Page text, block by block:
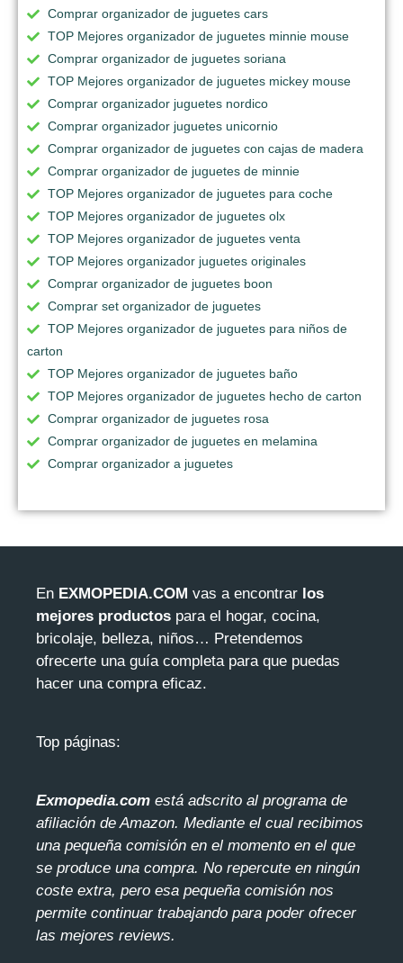
Comprar organizador de juguetes cars
TOP Mejores organizador de juguetes minnie mouse
Comprar organizador de juguetes soriana
TOP Mejores organizador de juguetes mickey mouse
Comprar organizador juguetes nordico
Comprar organizador juguetes unicornio
Comprar organizador de juguetes con cajas de madera
Comprar organizador de juguetes de minnie
TOP Mejores organizador de juguetes para coche
TOP Mejores organizador de juguetes olx
TOP Mejores organizador de juguetes venta
TOP Mejores organizador juguetes originales
Comprar organizador de juguetes boon
Comprar set organizador de juguetes
TOP Mejores organizador de juguetes para niños de
carton
TOP Mejores organizador de juguetes baño
TOP Mejores organizador de juguetes hecho de carton
Comprar organizador de juguetes rosa
Comprar organizador de juguetes en melamina
Comprar organizador a juguetes
En EXMOPEDIA.COM vas a encontrar los
mejores productos para el hogar, cocina,
bricolaje, belleza, niños… Pretendemos
ofrecerte una guía completa para que puedas
hacer una compra eficaz.
Top páginas:
Exmopedia.com está adscrito al programa de
afiliación de Amazon. Mediante el cual recibimos
una pequeña comisión en el momento en el que
se produce una compra. No repercute en ningún
coste extra, pero esa pequeña comisión nos
permite continuar trabajando para poder ofrecer
las mejores reviews.